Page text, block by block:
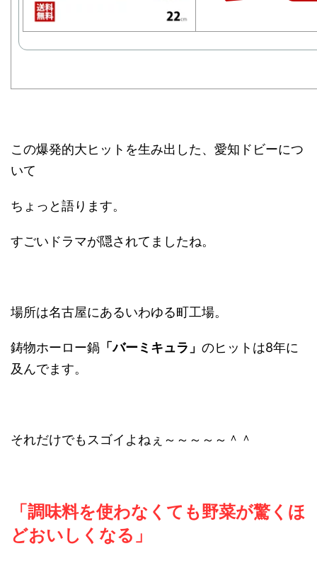
この爆発的大ヒットを生み出した、愛知ドビーにつ
いて
ちょっと語ります。
すごいドラマが隠されてましたね。
場所は名古屋にあるいわゆる町工場。
鋳物ホーロー鍋 「バーミキュラ」 のヒットは8年に
及んでます。
それだけでもスゴイよねぇ～～～～～＾＾
「調味料を使わなくても野菜が驚くほ
どおいしくなる」